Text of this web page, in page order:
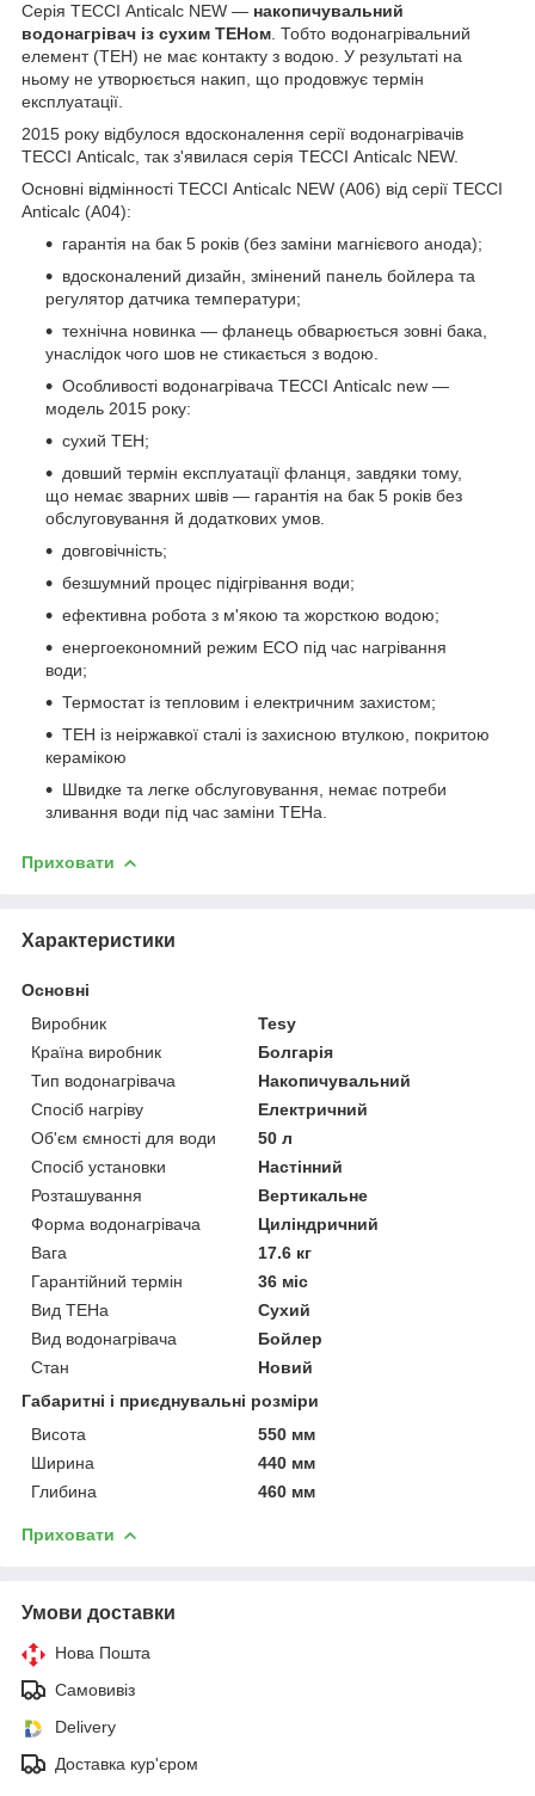
Серія ТЕССІ Anticalc NEW — накопичувальний
водонагрівач із сухим ТЕНом . Тобто водонагрівальний
елемент (ТЕН) не має контакту з водою. У результаті на
ньому не утворюється накип, що продовжує термін
експлуатації.
2015 року відбулося вдосконалення серії водонагрівачів
ТЕССІ Anticalc, так з'явилася серія ТЕССІ Anticalc NEW.
Основні відмінності ТЕССІ Anticalc NEW (A06) від серії ТЕССІ
Anticalc (A04):
гарантія на бак 5 років (без заміни магнієвого анода);
вдосконалений дизайн, змінений панель бойлера та
регулятор датчика температури;
технічна новинка — фланець обварюється зовні бака,
унаслідок чого шов не стикається з водою.
Особливості водонагрівача ТЕССІ Anticalc new —
модель 2015 року:
сухий ТЕН;
довший термін експлуатації фланця, завдяки тому,
що немає зварних швів — гарантія на бак 5 років без
обслуговування й додаткових умов.
довговічність;
безшумний процес підігрівання води;
ефективна робота з м'якою та жорсткою водою;
енергоекономний режим ECO під час нагрівання
води;
Термостат із тепловим і електричним захистом;
ТЕН із неіржавкої сталі із захисною втулкою, покритою
керамікою
Швидке та легке обслуговування, немає потреби
зливання води під час заміни ТЕНа.
Приховати
Характеристики
Основні
Виробник
Tesy
Країна виробник
Болгарія
Тип водонагрівача
Накопичувальний
Спосіб нагріву
Електричний
Об'єм ємності для води
50 л
Спосіб установки
Настінний
Розташування
Вертикальне
Форма водонагрівача
Циліндричний
Вага
17.6 кг
Гарантійний термін
36 міс
Вид ТЕНа
Сухий
Вид водонагрівача
Бойлер
Стан
Новий
Габаритні і приєднувальні розміри
Висота
550 мм
Ширина
440 мм
Глибина
460 мм
Приховати
Умови доставки
Нова Пошта
Самовивіз
Delivery
Доставка кур'єром